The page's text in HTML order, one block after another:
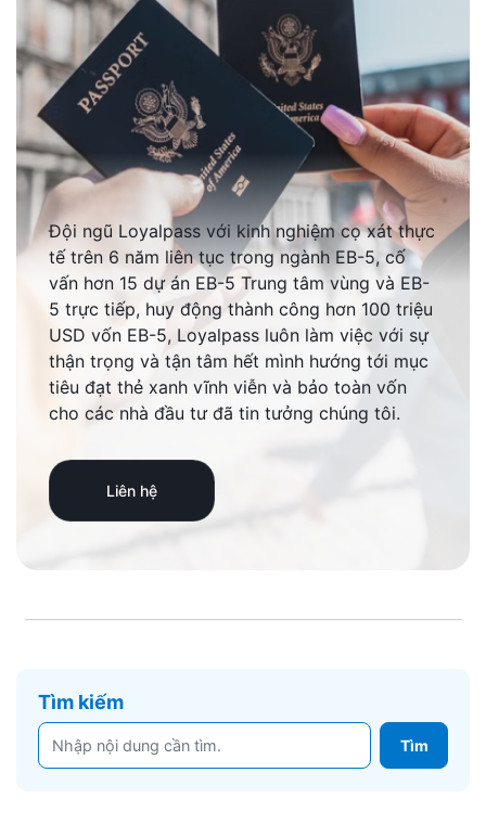
Đội ngũ Loyalpass với kinh nghiệm cọ xát thực
tế trên 6 năm liên tục trong ngành EB-5, cố
vấn hơn 15 dự án EB-5 Trung tâm vùng và EB-
5 trực tiếp, huy động thành công hơn 100 triệu
USD vốn EB-5, Loyalpass luôn làm việc với sự
thận trọng và tận tâm hết mình hướng tới mục
tiêu đạt thẻ xanh vĩnh viễn và bảo toàn vốn
cho các nhà đầu tư đã tin tưởng chúng tôi.
Liên hệ
Tìm kiếm